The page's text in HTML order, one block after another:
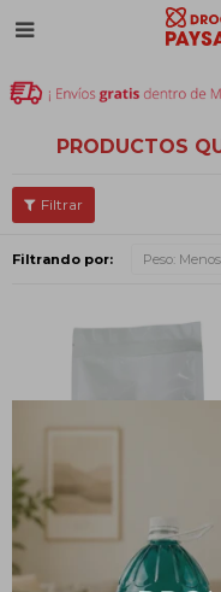

PRODUCTOS
Filtrando por: Peso:
Sulfatiazol en Polvo